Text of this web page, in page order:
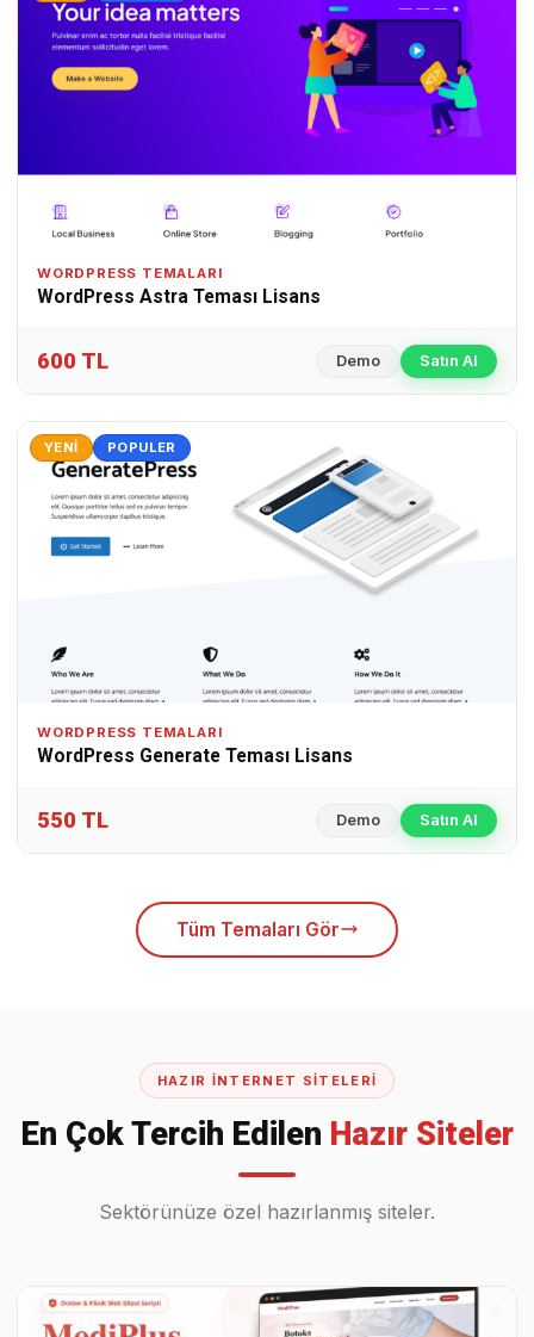
WORDPRESS TEMALARI
WordPress Astra Teması Lisans
600 TL Demo Satın Al
YENI POPULER
WORDPRESS TEMALARI
WordPress Generate Teması Lisans
550 TL Demo Satın Al
Tüm Temaları Gör
HAZIR İNTERNET SITELERI
En Çok Tercih Edilen Hazır Siteler
Sektörünüze özel hazırlanmış siteler.